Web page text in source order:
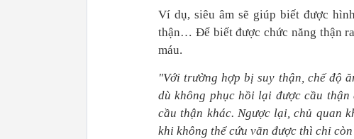
Ví dụ, siêu âm sẽ giúp biết được
thận… Để biết được chức năng thận
máu.
"Với trường hợp bịsuy thận, chế độ
dù không phục hồi lại được cầu thận
cầu thận khác. Ngược lại, chủ quan
khi không thể cứu vãn được thì chỉ